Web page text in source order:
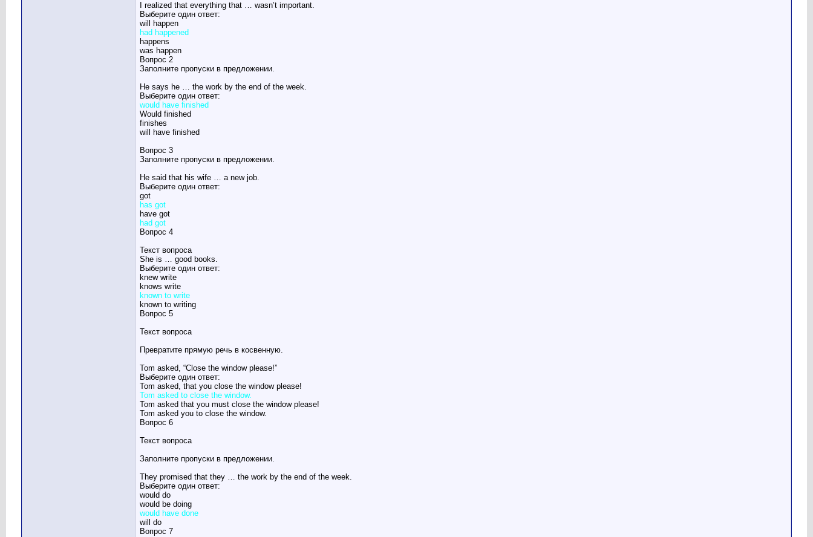
I realized that everything that … wasn’t important.
Выберите один ответ:
will happen
had happened
happens
was happen
Вопрос 2
Заполните пропуски в предложении.
He says he … the work by the end of the week.
Выберите один ответ:
would have finished
Would finished
finishes
will have finished
Вопрос 3
Заполните пропуски в предложении.
He said that his wife … a new job.
Выберите один ответ:
got
has got
have got
had got
Вопрос 4
Текст вопроса
She is … good books.
Выберите один ответ:
knew write
knows write
known to write
known to writing
Вопрос 5
Текст вопроса
Превратите прямую речь в косвенную.
Tom asked, “Close the window please!”
Выберите один ответ:
Tom asked, that you close the window please!
Tom asked to close the window.
Tom asked that you must close the window please!
Tom asked you to close the window.
Вопрос 6
Текст вопроса
Заполните пропуски в предложении.
They promised that they … the work by the end of the week.
Выберите один ответ:
would do
would be doing
would have done
will do
Вопрос 7